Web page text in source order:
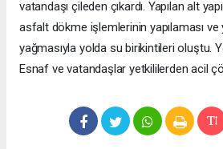
vatandaşı çileden çıkardı. Yapılan alt
asfalt dökme işlemlerinin yapılaması
yağmasıyla yolda su birikintileri oluştu.
Esnaf ve vatandaşlar yetkililerden acil